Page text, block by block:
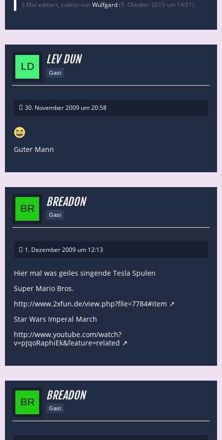
3 Mal editiert, zuletzt vonWulfgard(5. Oktober 2015 um 14:01)
LEV DUN
Gast
30. November 2009 um 20:58
Guter Mann
BREADON
Gast
1. Dezember 2009 um 12:13
Hier mal was geiles singende Tesla Spulen
Super Mario Bros.
http://www.2xfun.de/view.php?file=7784#item
Star Wars Imperal March
http://www.youtube.com/watch?
v=pJqoRaphiEk&feature=related
BREADON
Gast